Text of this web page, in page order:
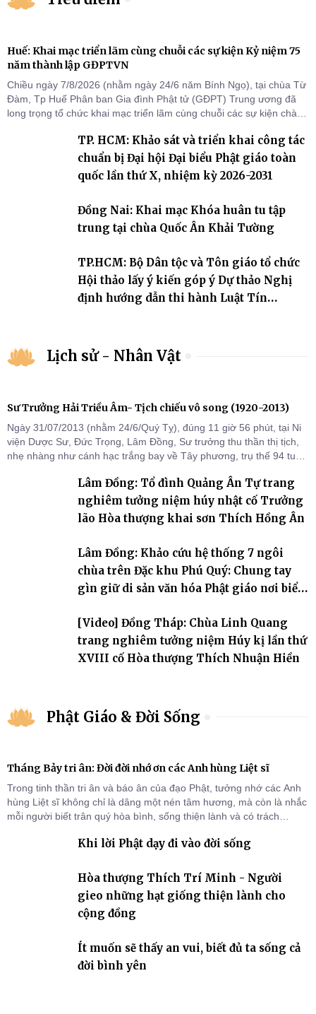
Huế: Khai mạc triển lãm cùng chuỗi các sự kiện Kỷ niệm 75
năm thành lập GĐPTVN
Chiều ngày 7/8/2026 (nhằm ngày 24/6 năm Bính Ngọ), tại chùa Từ
Đàm, Tp Huế Phân ban Gia đình Phật tử (GĐPT) Trung ương đã
long trọng tổ chức khai mạc triển lãm cùng chuỗi các sự kiện chào
TP. HCM: Khảo sát và triển khai công tác
chuẩn bị Đại hội Đại biểu Phật giáo toàn
quốc lần thứ X, nhiệm kỳ 2026-2031
Đồng Nai: Khai mạc Khóa huân tu tập
trung tại chùa Quốc Ân Khải Tường
TP.HCM: Bộ Dân tộc và Tôn giáo tổ chức
Hội thảo lấy ý kiến góp ý Dự thảo Nghị
định hướng dẫn thi hành Luật Tín
Lịch sử - Nhân Vật
Sư Trưởng Hải Triều Âm- Tịch chiếu vô song (1920-2013)
Ngày 31/07/2013 (nhằm 24/6/Quý Tỵ), đúng 11 giờ 56 phút, tại Ni
viện Dược Sư, Đức Trọng, Lâm Đồng, Sư trưởng thu thần thị tịch,
nhẹ nhàng như cánh hạc trắng bay về Tây phương, trụ thế 94 tuổi
Lâm Đồng: Tổ đình Quảng Ân Tự trang
nghiêm tưởng niệm húy nhật cố Trưởng
lão Hòa thượng khai sơn Thích Hồng Ân
Lâm Đồng: Khảo cứu hệ thống 7 ngôi
chùa trên Đặc khu Phú Quý: Chung tay
gìn giữ di sản văn hóa Phật giáo nơi biển
[Video] Đồng Tháp: Chùa Linh Quang
trang nghiêm tưởng niệm Húy kị lần thứ
XVIII cố Hòa thượng Thích Nhuận Hiền
Phật Giáo & Đời Sống
Tháng Bảy tri ân: Đời đời nhớ ơn các Anh hùng Liệt sĩ
Trong tinh thần tri ân và báo ân của đạo Phật, tưởng nhớ các Anh
hùng Liệt sĩ không chỉ là dâng một nén tâm hương, mà còn là nhắc
mỗi người biết trân quý hòa bình, sống thiện lành và có trách
Khi lời Phật dạy đi vào đời sống
Hòa thượng Thích Trí Minh - Người
gieo những hạt giống thiện lành cho
cộng đồng
Ít muốn sẽ thấy an vui, biết đủ ta sống cả
đời bình yên